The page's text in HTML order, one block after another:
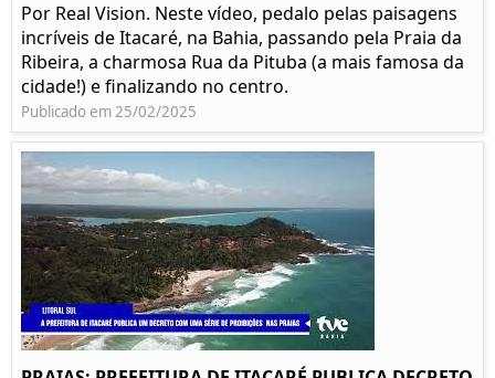
Por Real Vision. Neste vídeo, pedalo pelas paisagens
incríveis de Itacaré, na Bahia, passando pela Praia da
Ribeira, a charmosa Rua da Pituba (a mais famosa da
cidade!) e finalizando no centro.
Publicado em 25/02/2025